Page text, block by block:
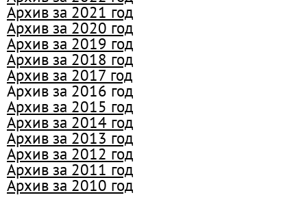
Архив за 2021 год
Архив за 2020 год
Архив за 2019 год
Архив за 2018 год
Архив за 2017 год
Архив за 2016 год
Архив за 2015 год
Архив за 2014 год
Архив за 2013 год
Архив за 2012 год
Архив за 2011 год
Архив за 2010 год